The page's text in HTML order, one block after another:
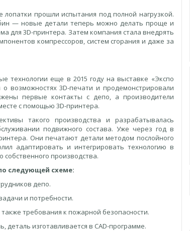
прошли испытания под полной нагрузкой.
— новые детали теперь можно делать проще и
для 3D-принтера. Затем компания стала внедрять
компрессоров, систем сгорания и даже за
технологии еще в 2015 году на выставке «Экспо
возможностях 3D-печати и продемонстрировали
первые контакты с депо, а производители
с помощью 3D-принтера.
такого производства и разрабатывалась
подвижного состава. Уже через год в
Они печатают детали методом послойного
адаптировать и интегрировать технологию в
производства.
следующей схеме:
депо.
и потребности.
требования к пожарной безопасности.
деталь изготавливается в CAD-программе.